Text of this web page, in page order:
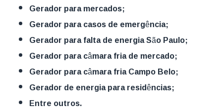
gerador para mercados;
gerador para casos de emergência;
gerador para falta de energia São Paulo;
gerador para câmara fria de mercado;
gerador para câmara fria Campo Belo;
gerador de energia para residências;
entre outros.